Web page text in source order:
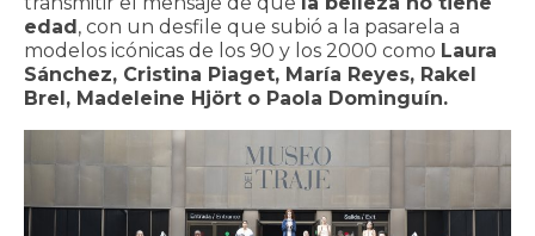
edad, con un desfile que subió a la pasarela a
modelos icónicas de los 90 y los 2000 como Laura
Sánchez, Cristina Piaget, María Reyes, Rakel
Brel, Madeleine Hjört o Paola Dominguín.